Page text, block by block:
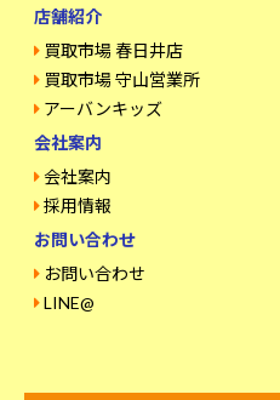
店舗紹介
買取市場 春日井店
買取市場 守山営業所
アーバンキッズ
会社案内
会社案内
採用情報
お問い合わせ
お問い合わせ
LINE@